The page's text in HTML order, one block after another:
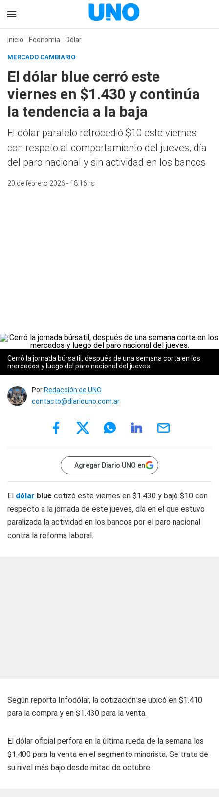
Inicio Economía Dólar
MERCADO CAMBIARIO
El dólar blue cerró este
viernes en $1.430 y continúa
la tendencia a la baja
El dólar paralelo retrocedió $10 este viernes
con respeto al comportamiento del jueves, día
del paro nacional y sin actividad en los bancos
20 de febrero 2026 - 18:16hs
Cerró la jornada búrsatil, después de una semana corta en los
mercados y luego del paro nacional del jueves.
Por Redacción de UNO
contacto@diariouno.com.ar
Agregar Diario UNO en
El dólar blue cotizó este viernes en $1.430 y bajó $10 con
respecto a la jornada de este jueves, día en el que estuvo
paralizada la actividad en los bancos por el paro nacional
contra la reforma laboral.
Según reporta Infodólar, la cotización se ubicó en $1.410
para la compra y en $1.430 para la venta.
El dólar oficial perfora en la última rueda de la semana los
$1.400 para la venta en el segmento minorista. Se trata de
su nivel más bajo desde mitad de octubre.